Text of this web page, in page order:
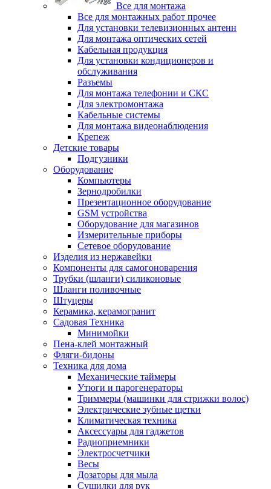
Все для монтажа
Все для монтажных работ прочее
Для установки телевизионных антенн
Для монтажа оптических сетей
Кабельная продукция
Для установки кондиционеров и
обслуживания
Разъемы
Для монтажа телефонии и СКС
Для электромонтажа
Кабельные системы
Для монтажа видеонаблюдения
Крепеж
Детские товары
Подгузники
Оборудование
Компьютеры
Зернодробилки
Презентационное оборудование
GSM устройства
Оборудование для магазинов
Измерительные приборы
Сетевое оборудование
Изделия из нержавейки
Компоненты для самогоноварения
Трубки (шланги) силиконовые
Шланги поливочные
Штуцеры
Керамика, керамогранит
Садовая Техника
Минимойки
Пена-клей монтажный
Фляги-бидоны
Техника для дома
Механические таймеры
Утюги и парогенераторы
Триммеры (машинки для стрижки волос)
Электрические зубные щетки
Климатическая техника
Аксессуары для гаджетов
Радиоприемники
Электросчетчики
Весы
Дозаторы для мыла
Сушилки для рук